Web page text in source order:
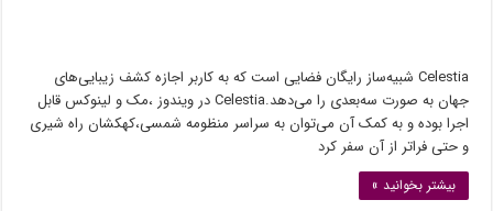
Celestia شبیه‌ساز رایگان فضایی است که به کاربر اجازه کشف زیبایی‌های
جهان به صورت سه‌بعدی را می‌دهد.Celestia در ویندوز ،مک و لینوکس قابل
اجرا بوده و به کمک آن می‌توان به سراسر منظومه شمسی،کهکشان راه شیری
و حتی فراتر از آن سفر کرد
بیشتر بخوانید »